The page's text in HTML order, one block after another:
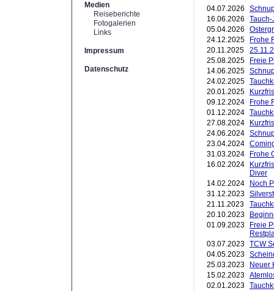
Medien
Reiseberichte
Fotogalerien
Links
Impressum
Datenschutz
04.07.2026
16.06.2026
05.04.2026
24.12.2025
Frohe
20.11.2025
25.08.2025
Freie
14.06.2025
24.02.2025
20.01.2025
09.12.2024
Frohe
01.12.2024
27.08.2024
24.06.2024
23.04.2024
31.03.2024
Frohe
16.02.2024
Diver
14.02.2024
Noch
31.12.2023
21.11.2023
20.10.2023
01.09.2023
Freie
03.07.2023 TCW
04.05.2023
25.03.2023
Neuer
15.02.2023
02.01.2023